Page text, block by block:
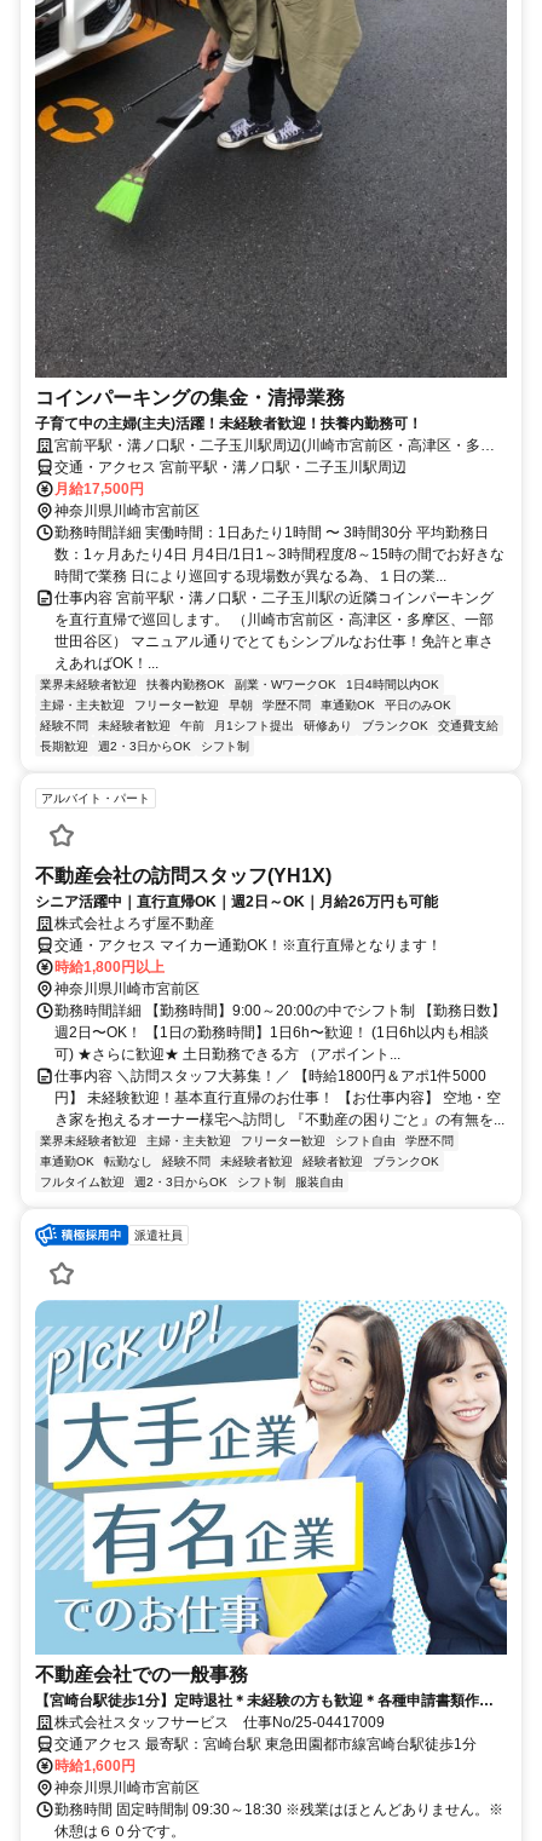
コインパーキングの集金・清掃業務
子育て中の主婦(主夫)活躍！未経験者歓迎！扶養内勤務可！
宮前平駅・溝ノ口駅・二子玉川駅周辺(川崎市宮前区・高津区・多摩
区、一部世田谷区)
交通・アクセス 宮前平駅・溝ノ口駅・二子玉川駅周辺
月給17,500円
神奈川県川崎市宮前区
勤務時間詳細 実働時間：1日あたり1時間 〜 3時間30分 平均勤務日
数：1ヶ月あたり4日 月4日/1日1～3時間程度/8～15時の間でお好きな
時間で業務 日により巡回する現場数が異なる為、１日の業...
仕事内容 宮前平駅・溝ノ口駅・二子玉川駅の近隣コインパーキング
を直行直帰で巡回します。 （川崎市宮前区・高津区・多摩区、一部
世田谷区） マニュアル通りでとてもシンプルなお仕事！免許と車さ
えあればOK！...
業界未経験者歓迎 扶養内勤務OK 副業・WワークOK
1日4時間以内OK
主婦・主夫歓迎
フリーター歓迎 早朝 学歴不問 車通勤OK
平日のみOK
経験不問
未経験者歓迎 午前 月1シフト提出 研修あり ブランクOK
交通費支給
長期歓迎
週2・3日からOK シフト制
アルバイト・パート
不動産会社の訪問スタッフ(YH1X)
シニア活躍中｜直行直帰OK｜週2日～OK｜月給26万円も可能
株式会社よろず屋不動産
交通・アクセス マイカー通勤OK！※直行直帰となります！
時給1,800円以上
神奈川県川崎市宮前区
勤務時間詳細 【勤務時間】9:00～20:00の中でシフト制 【勤務日数】
週2日〜OK！ 【1日の勤務時間】1日6h〜歓迎！ (1日6h以内も相談
可) ★さらに歓迎★ 土日勤務できる方 （アポイント...
仕事内容 ＼訪問スタッフ大募集！／ 【時給1800円＆アポ1件5000
円】 未経験歓迎！基本直行直帰のお仕事！ 【お仕事内容】 空地・空
き家を抱えるオーナー様宅へ訪問し 『不動産の困りごと』の有無を...
業界未経験者歓迎 主婦・主夫歓迎 フリーター歓迎 シフト自由
学歴不問
車通勤OK
転勤なし 経験不問 未経験者歓迎 経験者歓迎
ブランクOK
フルタイム歓迎
週2・3日からOK シフト制 服装自由
派遣社員
不動産会社での一般事務
【宮崎台駅徒歩1分】定時退社＊未経験の方も歓迎＊各種申請書類作成
など★
株式会社スタッフサービス 仕事No/25-04417009
交通アクセス 最寄駅：宮崎台駅 東急田園都市線宮崎台駅徒歩1分
時給1,600円
神奈川県川崎市宮前区
勤務時間 固定時間制 09:30～18:30 ※残業はほとんどありません。※
休憩は６０分です。